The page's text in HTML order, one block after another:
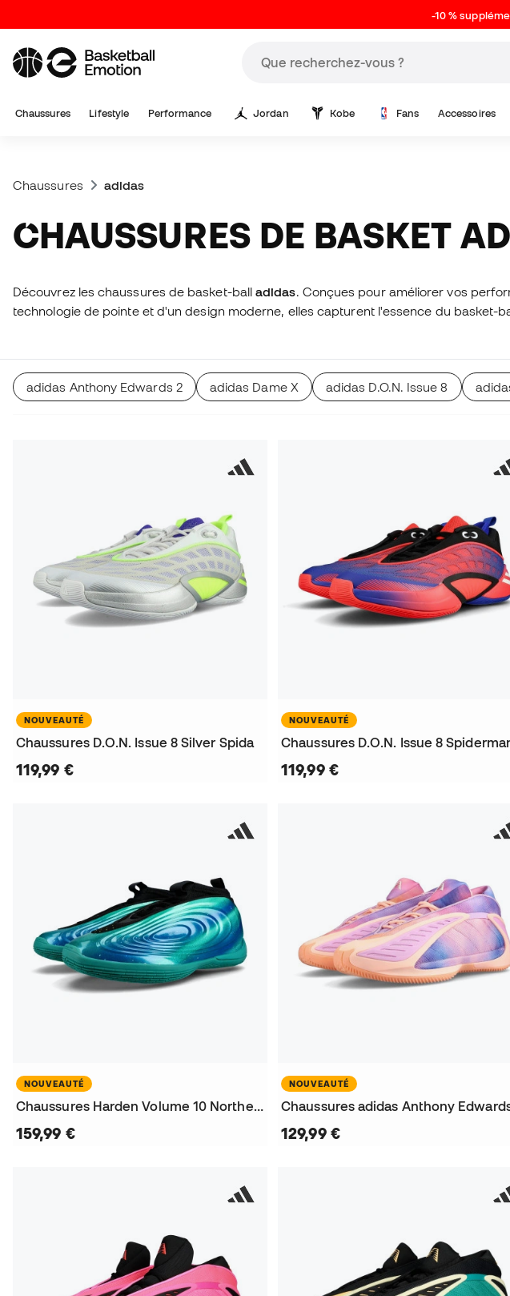
-10 %
Chaussures Lifestyle Performance Jordan Kobe Fans Accessoires
Chaussures adidas
CHAUSSURES DE BASKET
Découvrez les chaussures de basket-balladidas. Conçues pour améliorer vos
technologie de pointe et d'un design moderne, elles capturent l'essence du basket-
adidas Anthony Edwards 2 adidas Dame X adidas D.O.N. Issue 8
NOUVEAUTÉ
Chaussures D.O.N. Issue 8 Silver Spida
119,99 €
NOUVEAUTÉ
Chaussures D.O.N. Issue 8
119,99 €
NOUVEAUTÉ
Chaussures Harden Volume 10 Northern Lights
159,99 €
NOUVEAUTÉ
129,99 €